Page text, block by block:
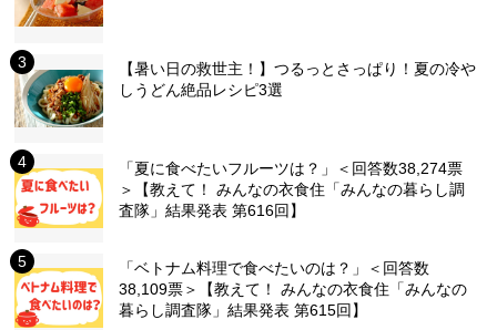
【暑い日の救世主！】つるっとさっぱり！夏の冷や
しうどん絶品レシピ3選
「夏に食べたいフルーツは？」＜回答数38,274票
＞【教えて！ みんなの衣食住「みんなの暮らし調
査隊」結果発表 第616回】
「ベトナム料理で食べたいのは？」＜回答数
38,109票＞【教えて！ みんなの衣食住「みんなの
暮らし調査隊」結果発表 第615回】